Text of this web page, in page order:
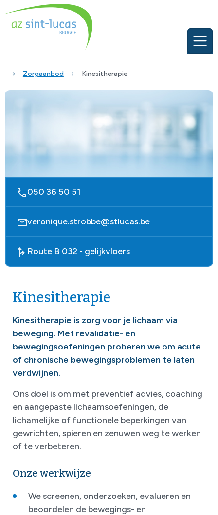
Zorgaanbod Kinesitherapie
050 36 50 51
veronique.strobbe@stlucas.be
Route B 032 - gelijkvloers
Kinesitherapie
Kinesitherapie is zorg voor je lichaam via
beweging. Met revalidatie- en
bewegingsoefeningen proberen we om acute
of chronische bewegingsproblemen te laten
verdwijnen.
Ons doel is om met preventief advies, coaching
en aangepaste lichaamsoefeningen, de
lichamelijke of functionele beperkingen van
gewrichten, spieren en zenuwen weg te werken
of te verbeteren.
Onze werkwijze
We screenen, onderzoeken, evalueren en
beoordelen de bewegings- en